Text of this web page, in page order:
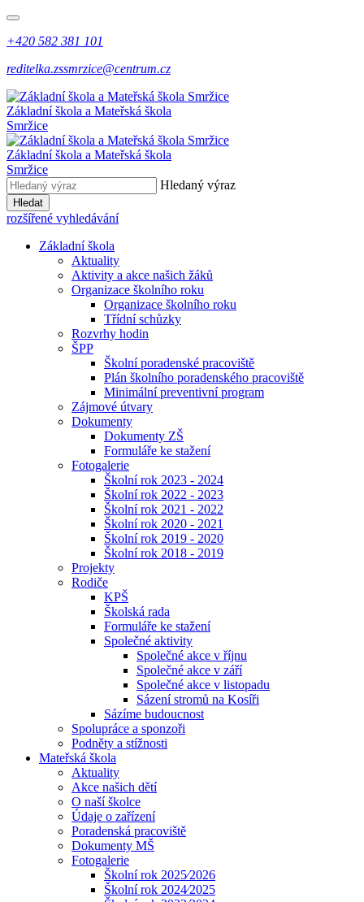
+420 582 381 101
reditelka.zssmrzice@centrum.cz
Základní škola a Mateřská škola
Smržice
Základní škola a Mateřská škola
Smržice
Hledaný výraz
Hledat
rozšířené vyhledávání
Základní škola
Aktuality
Aktivity a akce našich žáků
Organizace školního roku
Organizace školního roku
Třídní schůzky
Rozvrhy hodin
ŠPP
Školní poradenské pracoviště
Plán školního poradenského pracoviště
Minimální preventivní program
Zájmové útvary
Dokumenty
Dokumenty ZŠ
Formuláře ke stažení
Fotogalerie
Školní rok 2023 - 2024
Školní rok 2022 - 2023
Školní rok 2021 - 2022
Školní rok 2020 - 2021
Školní rok 2019 - 2020
Školní rok 2018 - 2019
Projekty
Rodiče
KPŠ
Školská rada
Formuláře ke stažení
Společné aktivity
Společné akce v říjnu
Společné akce v září
Společné akce v listopadu
Sázení stromů na Kosíři
Sázíme budoucnost
Spolupráce a sponzoři
Podněty a stížnosti
Mateřská škola
Aktuality
Akce našich dětí
O naší školce
Údaje o zařízení
Poradenská pracoviště
Dokumenty MŠ
Fotogalerie
Školní rok 2025⁄2026
Školní rok 2024⁄2025